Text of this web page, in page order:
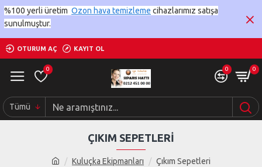
%100 yerli üretim Ozon hava temizleme cihazlarımız satışa
sunulmuştur.
OTURUM AÇ KAYIT OL
0 0 0
Tümü
Kuluçka Ekipmanları Çıkım Sepetleri
ÇIKIM SEPETLERI